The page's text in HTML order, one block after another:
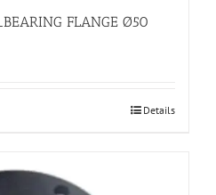
FLANGE Ø50
Details